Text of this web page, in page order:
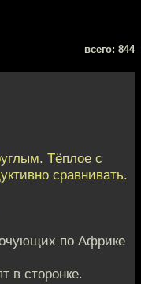
всего: 844
Тёплое с
сравнивать.
по Африке
в сторонке.